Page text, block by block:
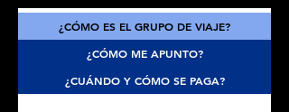
¿CÓMO ES EL GRUPO DE VIAJE?
¿CÓMO ME APUNTO?
¿CUÁNDO Y CÓMO SE PAGA?